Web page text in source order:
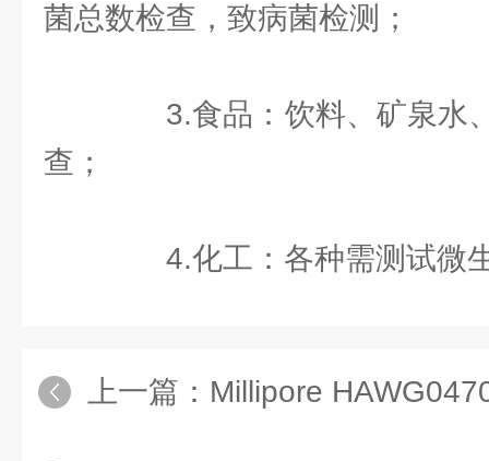
菌总数检查，致病菌检测；
3.食品：饮料、矿泉水
查；
4.化工：各种需测试微
上一篇： Millipore HAWG04700白色